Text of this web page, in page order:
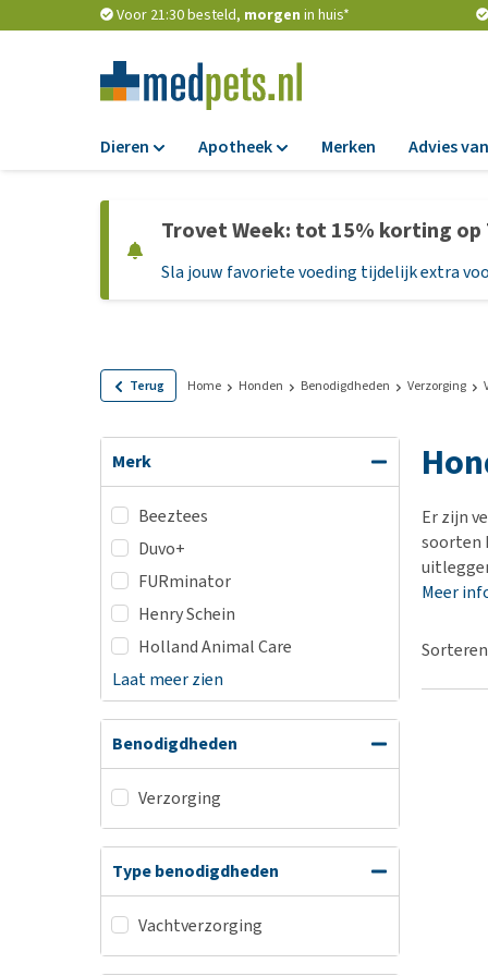
Voor 21:30 besteld, morgen in huis*
Dieren
Hondenbrokken
Natvoer
Graanvrij
Glutenvrij
Biologisch
Vegan
Bekijk alles
Apotheek
Vlooien en teken
Ontworming
Probiotica en
Medische
BARF
Puppy apotheek
Vuurwerkangst
Bekijk alles
Merken Advies
Trovet Week: tot 15% korting
Sla jouw favoriete voeding tijdelijk extra
Terug Home Honden Benodigdheden Verzorging
Merk
Beeztees
Duvo+
FURminator
Henry Schein
Holland Animal Care
Laat meer zien
Benodigdheden
Verzorging
Type benodigdheden
Vachtverzorging
Er zijn
soorten
Meer